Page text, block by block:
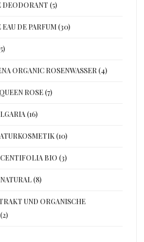
DEODORANT (5)
DE PARFUM (30)
ORGANIC ROSENWASSER (4)
ROSE (7)
(16)
(10)
CENTIFOLIA BIO (3)
(8)
UND ORGANISCHE